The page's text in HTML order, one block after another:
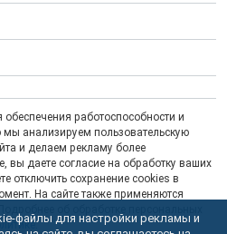
обеспечения работоспособности и
анализируем пользовательскую
и делаем рекламу более
вы даете согласие на обработку ваших
отключить сохранение cookies в
На сайте также применяются
.
файлы для настройки рекламы и